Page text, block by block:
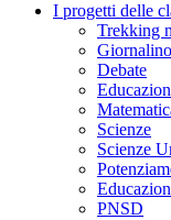
I progetti delle
Trekking
Giornalino
Debate
Scienze
Scienze
PNSD